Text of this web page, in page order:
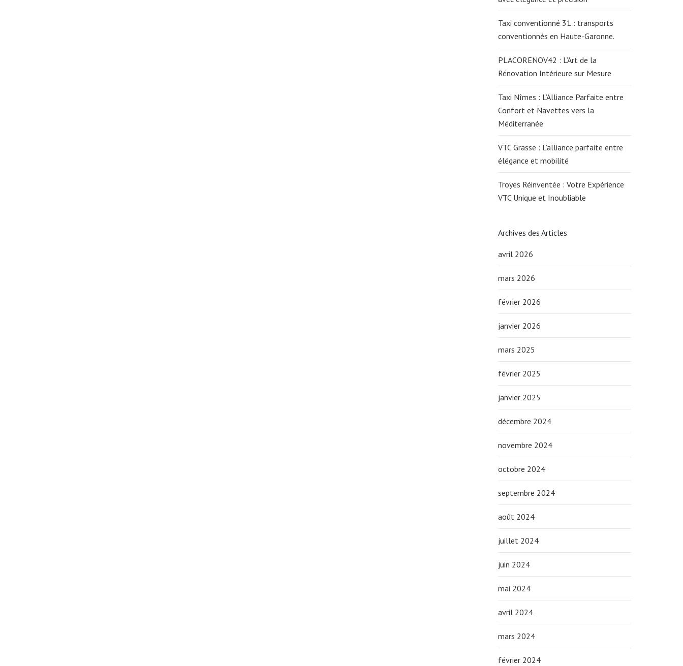
Taxi conventionné 31 : transports
conventionnés en Haute-Garonne.
PLACORENOV42 : L’Art de la
Rénovation Intérieure sur Mesure
Taxi Nîmes : L’Alliance Parfaite entre
Confort et Navettes vers la
Méditerranée
VTC Grasse : L’alliance parfaite entre
élégance et mobilité
Troyes Réinventée : Votre Expérience
VTC Unique et Inoubliable
Archives des Articles
avril 2026
mars 2026
février 2026
janvier 2026
mars 2025
février 2025
janvier 2025
décembre 2024
novembre 2024
octobre 2024
septembre 2024
août 2024
juillet 2024
juin 2024
mai 2024
avril 2024
mars 2024
février 2024